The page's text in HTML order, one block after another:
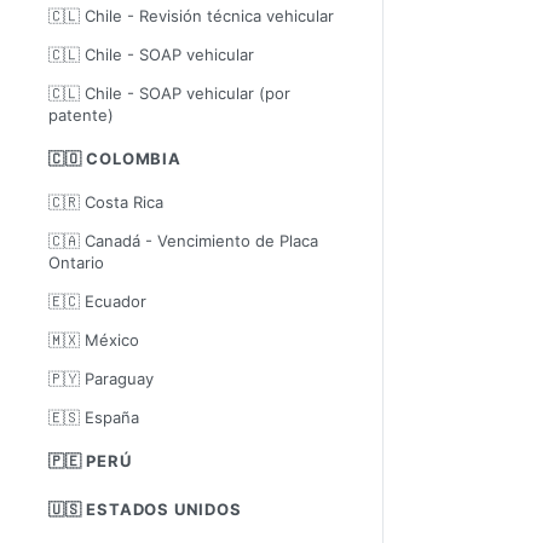
🇨🇱 Chile - Revisión técnica vehicular
🇨🇱 Chile - SOAP vehicular
🇨🇱 Chile - SOAP vehicular (por
patente)
🇨🇴 COLOMBIA
🇨🇷 Costa Rica
🇨🇦 Canadá - Vencimiento de Placa
Ontario
🇪🇨 Ecuador
🇲🇽 México
🇵🇾 Paraguay
🇪🇸 España
🇵🇪 PERÚ
🇺🇸 ESTADOS UNIDOS